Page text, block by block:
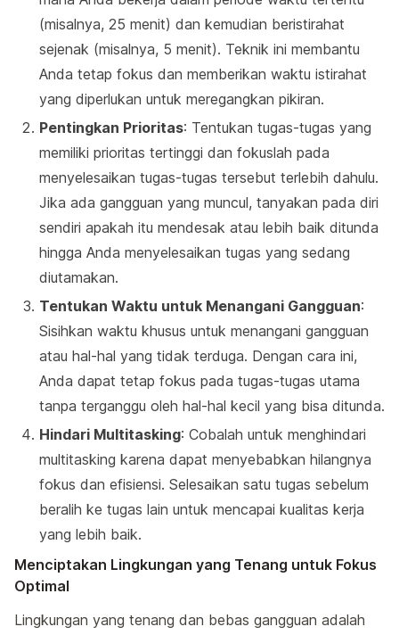
(misalnya, 25 menit) dan kemudian beristirahat
sejenak (misalnya, 5 menit). Teknik ini membantu
Anda tetap fokus dan memberikan waktu istirahat
yang diperlukan untuk meregangkan pikiran.
Pentingkan Prioritas: Tentukan tugas-tugas yang
memiliki prioritas tertinggi dan fokuslah pada
menyelesaikan tugas-tugas tersebut terlebih dahulu.
Jika ada gangguan yang muncul, tanyakan pada diri
sendiri apakah itu mendesak atau lebih baik ditunda
hingga Anda menyelesaikan tugas yang sedang
diutamakan.
Tentukan Waktu untuk Menangani Gangguan:
Sisihkan waktu khusus untuk menangani gangguan
atau hal-hal yang tidak terduga. Dengan cara ini,
Anda dapat tetap fokus pada tugas-tugas utama
tanpa terganggu oleh hal-hal kecil yang bisa ditunda.
Hindari Multitasking: Cobalah untuk menghindari
multitasking karena dapat menyebabkan hilangnya
fokus dan efisiensi. Selesaikan satu tugas sebelum
beralih ke tugas lain untuk mencapai kualitas kerja
yang lebih baik.
Menciptakan Lingkungan yang Tenang untuk Fokus
Optimal
Lingkungan yang tenang dan bebas gangguan adalah